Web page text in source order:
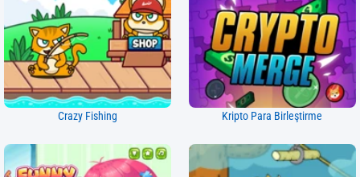
Crazy Fishing Kripto Para Birleştirme